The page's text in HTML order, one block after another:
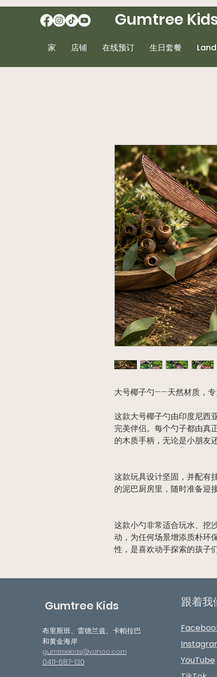
Gumtree
家 店铺 在线预订 生日套餐
大号椰子勺——天然材质，
这款大号椰子勺由印度尼西
完美伴侣。每个勺子都由真
的木质手柄，无论是小朋友
这款玩具设计坚固，并配有
的泥巴厨房里，随时准备迎
这款小勺非常适合玩水、挖
动，为任何场景增添质朴环
性，是喜欢动手探索的孩子
Gumtree Kids
布里斯班、雷德兰兹、卡帕拉巴
和黄金海岸
gumtreekids@yahoo.com
0411-687-130
跟着我
YouTube